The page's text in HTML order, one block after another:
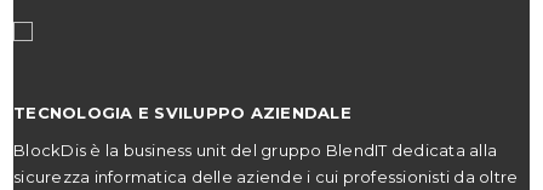
TECNOLOGIA E SVILUPPO AZIENDALE
BlockDis è la business unit del gruppo BlendIT dedicata alla
sicurezza informatica delle aziende i cui professionisti da oltre